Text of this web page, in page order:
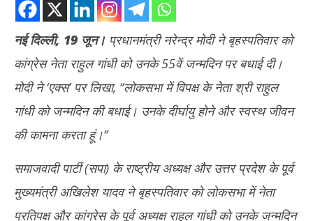
55 साल के हुए राहुल गांधी: PM मोदी और अखिलेश यादव समेत इन नेताओं ने
कहा- Happy Birthday Rahul
June
नई दिल्ली, 19 जून। प्रधानमंत्री नरेन्द्र मोदी ने बृहस्पतिवार को
कांग्रेस नेता राहुल गांधी को उनके 55वें जन्मदिन पर बधाई दी।
मोदी ने ‘एक्स’ पर लिखा, ‘‘लोकसभा में विपक्ष के नेता श्री राहुल
गांधी को जन्मदिन की बधाई। उनके दीर्घायु होने और स्वस्थ जीवन
की कामना करता हूं।’’
समाजवादी पार्टी (सपा) के राष्ट्रीय अध्यक्ष और उत्तर प्रदेश के पूर्व
मुख्यमंत्री अखिलेश यादव ने बृहस्पतिवार को लोकसभा में नेता
प्रतिपक्ष और कांग्रेस के पूर्व अध्यक्ष राहुल गांधी को उनके जन्मदिन